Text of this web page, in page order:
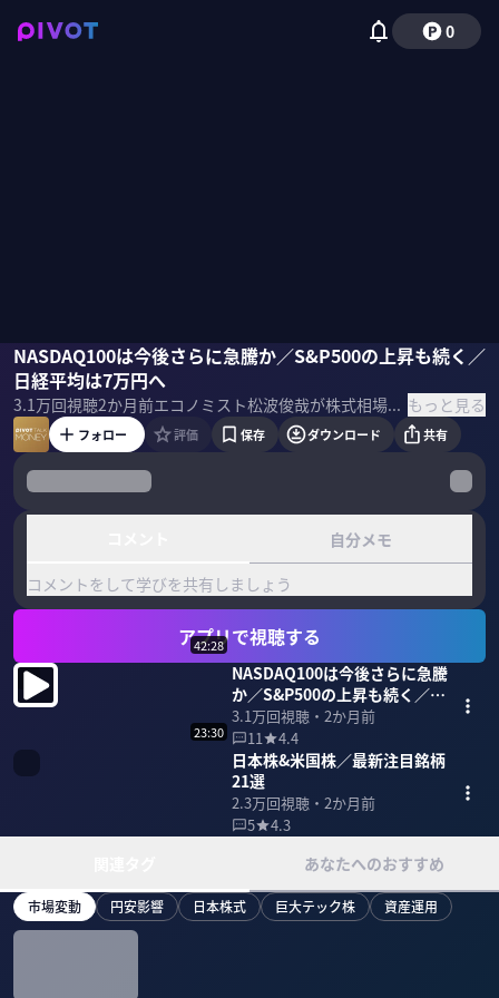
0
NASDAQ100は今後さらに急騰か／S&P500の上昇も続く／
日経平均は7万円へ
3.1万回視聴2か月前 エコノミスト松波俊哉が株式相場の見通しを語る。NASDAQ100は、今後さらに急騰か。 ＜ゲスト＞ 松波俊哉｜ファーストパートナーズ 社外相談役・チーフエコノミスト 早稲田大学卒業後、大手生命保険会社および大手資産運用会社にてファンドマネージャー等の資産運用業務に従事。2023年7月より現職。大学時代にアメリカンフットボール日本代表として活躍したスポーツマン。 ＜目次＞ もっと見る
松波俊哉柴田阿弥
フォロー 評価 保存 ダウンロード 共有
自分メモ
コメントをして学びを共有しましょう
アプリで視聴する
42:28
NASDAQ100は今後さらに急騰
か／S&P500の上昇も続く／日
経平均は7万円へ
3.1万回視聴・ 2か月前
11
4.4
23:30
日本株&米国株／最新注目銘柄
21選
2.3万回視聴・ 2か月前
5
4.3
あなたへのおすすめ
市場変動 円安影響 日本株式 巨大テック株 資産運用